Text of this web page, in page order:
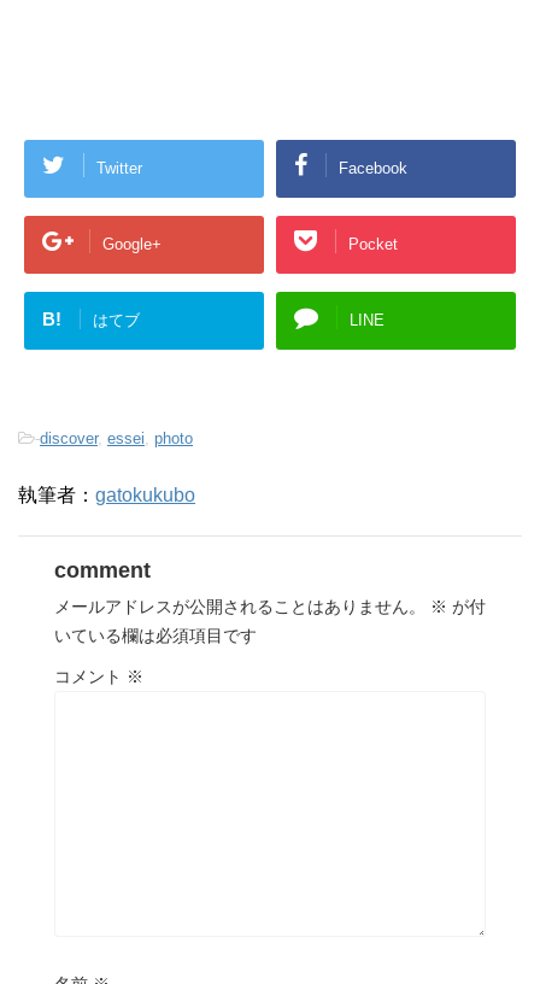
Twitter Facebook
Google+ Pocket
B! はてブ LINE
-discover, essei photo
執筆者： gatokukubo
comment
メールアドレスが公開されることはありません。 ※ が付
いている欄は必須項目です
コメント ※